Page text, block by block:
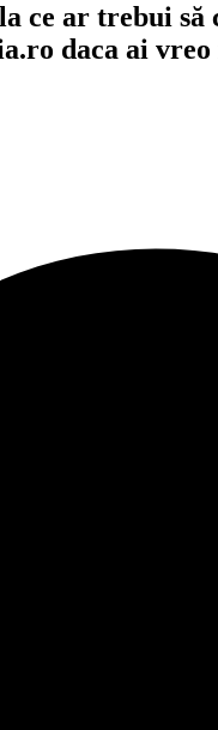
ce ar trebui să
daca ai